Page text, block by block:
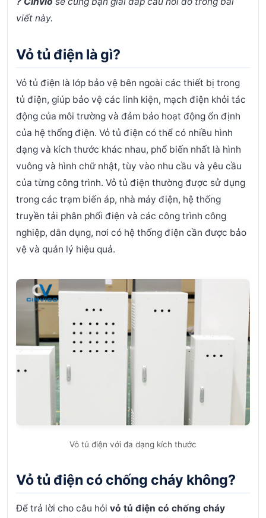
viết này.
Vỏ tủ điện là gì?
Vỏ tủ điện là lớp bảo vệ bên ngoài các thiết bị trong
tủ điện, giúp bảo vệ các linh kiện, mạch điện khỏi tác
động của môi trường và đảm bảo hoạt động ổn định
của hệ thống điện. Vỏ tủ điện có thể có nhiều hình
dạng và kích thước khác nhau, phổ biến nhất là hình
vuông và hình chữ nhật, tùy vào nhu cầu và yêu cầu
của từng công trình. Vỏ tủ điện thường được sử dụng
trong các trạm biến áp, nhà máy điện, hệ thống
truyền tải phân phối điện và các công trình công
nghiệp, dân dụng, nơi có hệ thống điện cần được bảo
vệ và quản lý hiệu quả.
Vỏ tủ điện với đa dạng kích thước
Vỏ tủ điện có chống cháy không?
Để trả lời cho câu hỏi vỏ tủ điện có chống cháy